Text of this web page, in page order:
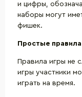
и цифры,
наборы могут
фишек.
Простые
Правила игры не
игры участники
играть на время.